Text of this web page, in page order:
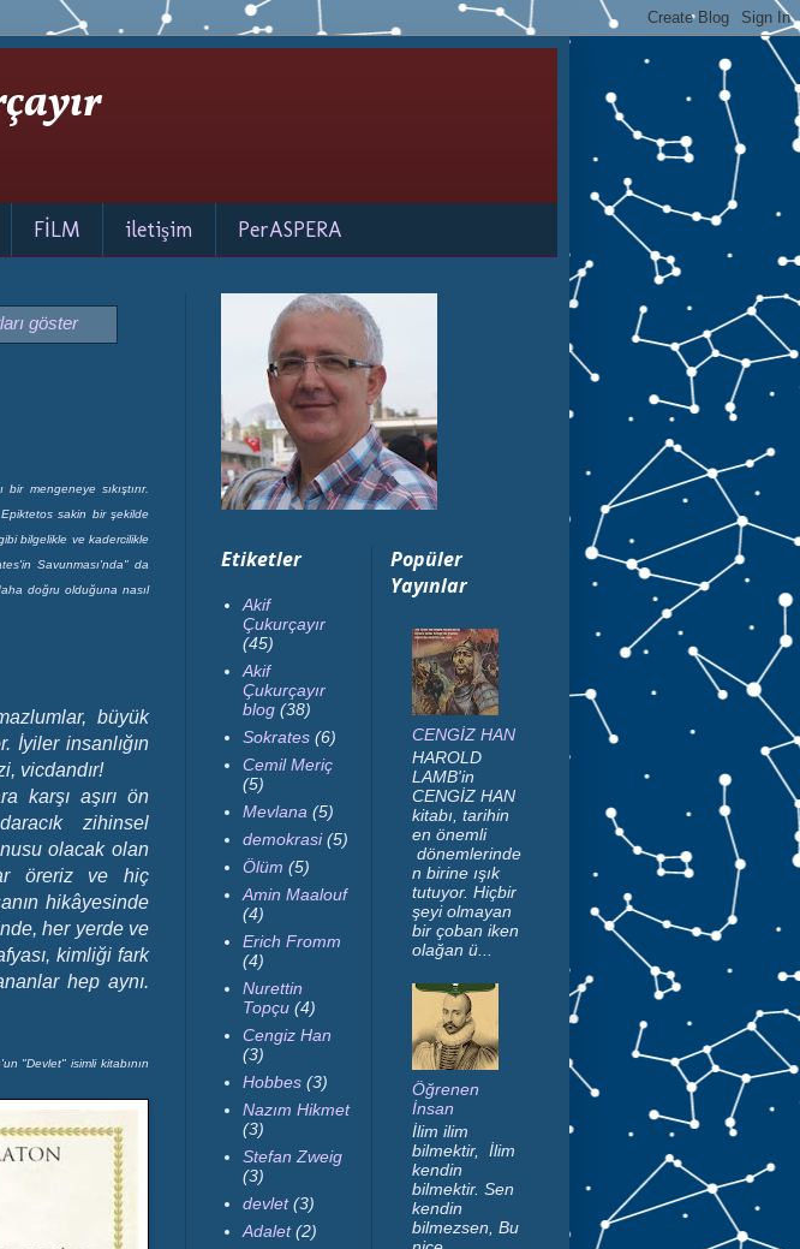
FİLM iletişim PerASPERA
göster
mengeneye sıkıştırır.
sakin bir şekilde
bilgelikle ve kadercilikle
Savunması'nda" da
doğru olduğuna nasıl
büyük
İyiler insanlığın
vicdandır!
karşı aşırı ön
zihinsel
olacak olan
öreriz ve hiç
hikâyesinde
her yerde ve
kimliği fark
hep aynı.
"Devlet" isimli kitabının
Etiketler
Akif
Çukurçayır
(45)
Akif
Çukurçayır
blog (38)
Sokrates (6)
Cemil Meriç
(5)
Mevlana (5)
demokrasi (5)
Ölüm (5)
Amin Maalouf
(4)
Erich Fromm
(4)
Nurettin
Topçu (4)
Cengiz Han
(3)
Hobbes (3)
Nazım Hikmet
(3)
Stefan Zweig
(3)
devlet (3)
Adalet (2)
Popüler
Yayınlar
CENGİZ HAN
HAROLD
LAMB'in
CENGİZ HAN
kitabı, tarihin
en önemli
dönemlerinde
n birine ışık
tutuyor. Hiçbir
şeyi olmayan
bir çoban iken
olağan ü...
Öğrenen
İnsan
İlim ilim
bilmektir, İlim
kendin
bilmektir. Sen
kendin
bilmezsen, Bu